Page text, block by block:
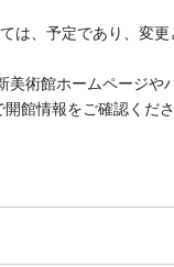
は、予定であり、変
美術館ホームページや
館情報をご確認くださ